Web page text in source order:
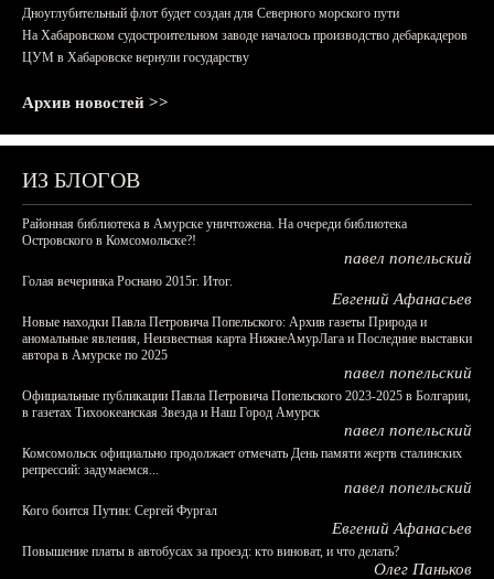
Дноуглубительный флот будет создан для Северного морского пути
На Хабаровском судостроительном заводе началось производство дебаркадеров
ЦУМ в Хабаровске вернули государству
Архив новостей >>
ИЗ БЛОГОВ
Районная библиотека в Амурске уничтожена. На очереди библиотека
Островского в Комсомольске?!
павел попельский
Голая вечеринка Роснано 2015г. Итог.
Евгений Афанасьев
Новые находки Павла Петровича Попельского: Архив газеты Природа и
аномальные явления, Неизвестная карта НижнеАмурЛага и Последние выставки
автора в Амурске по 2025
павел попельский
Официальные публикации Павла Петровича Попельского 2023-2025 в Болгарии,
в газетах Тихоокеанская Звезда и Наш Город Амурск
павел попельский
Комсомольск официально продолжает отмечать День памяти жертв сталинских
репрессий: задумаемся...
павел попельский
Кого боится Путин: Сергей Фургал
Евгений Афанасьев
Повышение платы в автобусах за проезд: кто виноват, и что делать?
Олег Паньков